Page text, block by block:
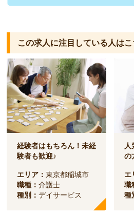
この求人に注目している人は
経験者はもちろん！未経
験者も歓迎♪
エリア：東京都稲城市
職種：介護士
種別：デイサービス
人
の
エ
職
種